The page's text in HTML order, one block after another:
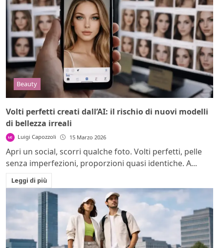
Beauty
Volti perfetti creati dall’AI: il rischio di nuovi modelli
di bellezza irreali
Luigi Capozzoli 15 Marzo 2026
Apri un social, scorri qualche foto. Volti perfetti, pelle
senza imperfezioni, proporzioni quasi identiche. A...
Leggi di più